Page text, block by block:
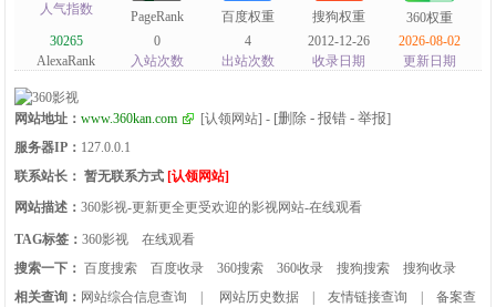
人气指数
PageRank 百度权重 搜狗权重
360权重
30265
AlexaRank
0
入站次数
4
出站次数
2012-12-26
收录日期
2026-08-02
更新日期
网站地址：www.360kan.com [认领网站] - [删除 - 报错 - 举报]
服务器IP： 127.0.0.1
联系站长： 暂无联系方式 [认领网站]
网站描述：360影视-更新更全更受欢迎的影视网站-在线观看
TAG标签：360影视
在线观看
搜索一下： 百度搜索 百度收录 360搜索 360收录 搜狗搜索
搜狗收录
相关查询： 网站综合信息查询 网站历史数据 |友情链接查询 |备案查